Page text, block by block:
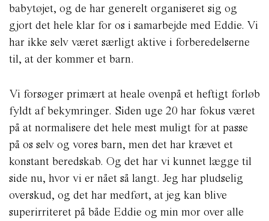
babytøjet, og de har generelt organiseret sig og
gjort det hele klar for os i samarbejde med Eddie. Vi
har ikke selv været særligt aktive i forberedelserne
til, at der kommer et barn.
Vi forsøger primært at heale ovenpå et heftigt forløb
fyldt af bekymringer. Siden uge 20 har fokus været
på at normalisere det hele mest muligt for at passe
på os selv og vores barn, men det har krævet et
konstant beredskab. Og det har vi kunnet lægge til
side nu, hvor vi er nået så langt. Jeg har pludselig
overskud, og det har medført, at jeg kan blive
superirriteret på både Eddie og min mor over alle